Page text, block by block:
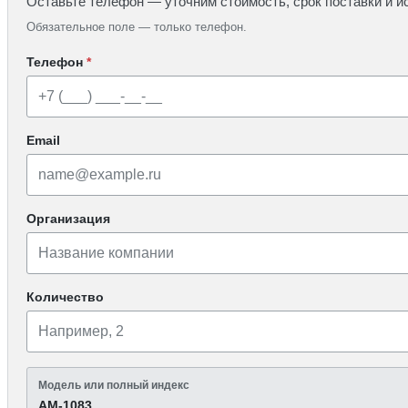
Обязательное поле — только телефон.
Телефон *
Email
Организация
Количество
Модель или полный индекс
АМ-1083